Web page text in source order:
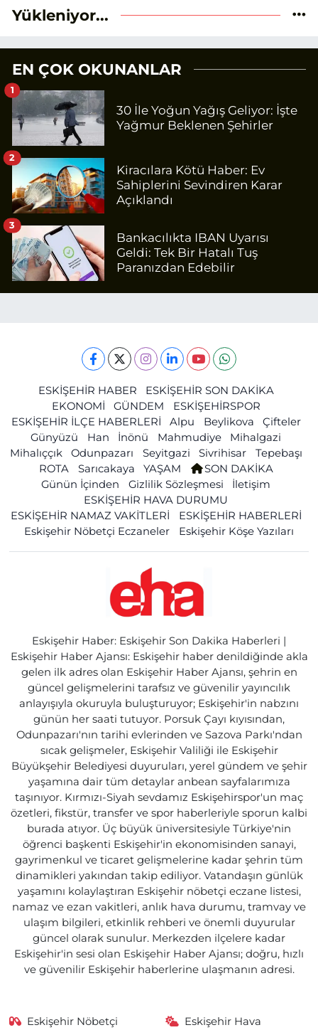
Yükleniyor...
EN ÇOK OKUNANLAR
30 İle Yoğun Yağış Geliyor: İşte
Yağmur Beklenen Şehirler
1
Kiracılara Kötü Haber: Ev
Sahiplerini Sevindiren Karar
Açıklandı
2
Bankacılıkta IBAN Uyarısı
Geldi: Tek Bir Hatalı Tuş
Paranızdan Edebilir
3
ESKİŞEHİR HABER
ESKİŞEHİR SON DAKİKA
EKONOMİ
GÜNDEM
ESKİŞEHİRSPOR
ESKİŞEHİR İLÇE HABERLERİ
Alpu Beylikova
Çifteler
Günyüzü
Han İnönü Mahmudiye
Mihalgazi
Mihalıççık
Odunpazarı Seyitgazi Sivrihisar
Tepebaşı
ROTA
Sarıcakaya YAŞAM
SON DAKİKA
Günün İçinden
Gizlilik Sözleşmesi
İletişim
ESKİŞEHİR HAVA DURUMU
ESKİŞEHİR NAMAZ VAKİTLERİ
ESKİŞEHİR HABERLERİ
Eskişehir Nöbetçi Eczaneler
Eskişehir Köşe Yazıları
Eskişehir Haber: Eskişehir Son Dakika Haberleri |
Eskişehir Haber Ajansı: Eskişehir haber denildiğinde akla
gelen ilk adres olan Eskişehir Haber Ajansı, şehrin en
güncel gelişmelerini tarafsız ve güvenilir yayıncılık
anlayışıyla okuruyla buluşturuyor; Eskişehir'in nabzını
günün her saati tutuyor. Porsuk Çayı kıyısından,
Odunpazarı'nın tarihi evlerinden ve Sazova Parkı'ndan
sıcak gelişmeler, Eskişehir Valiliği ile Eskişehir
Büyükşehir Belediyesi duyuruları, yerel gündem ve şehir
yaşamına dair tüm detaylar anbean sayfalarımıza
taşınıyor. Kırmızı-Siyah sevdamız Eskişehirspor'un maç
özetleri, fikstür, transfer ve spor haberleriyle sporun kalbi
burada atıyor. Üç büyük üniversitesiyle Türkiye'nin
öğrenci başkenti Eskişehir'in ekonomisinden sanayi,
gayrimenkul ve ticaret gelişmelerine kadar şehrin tüm
dinamikleri yakından takip ediliyor. Vatandaşın günlük
yaşamını kolaylaştıran Eskişehir nöbetçi eczane listesi,
namaz ve ezan vakitleri, anlık hava durumu, tramvay ve
ulaşım bilgileri, etkinlik rehberi ve önemli duyurular
güncel olarak sunulur. Merkezden ilçelere kadar
Eskişehir'in sesi olan Eskişehir Haber Ajansı; doğru, hızlı
ve güvenilir Eskişehir haberlerine ulaşmanın adresi.
Eskişehir Nöbetçi
Eskişehir Hava